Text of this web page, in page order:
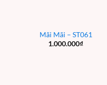
Mãi Mãi – ST061
1.000.000₫